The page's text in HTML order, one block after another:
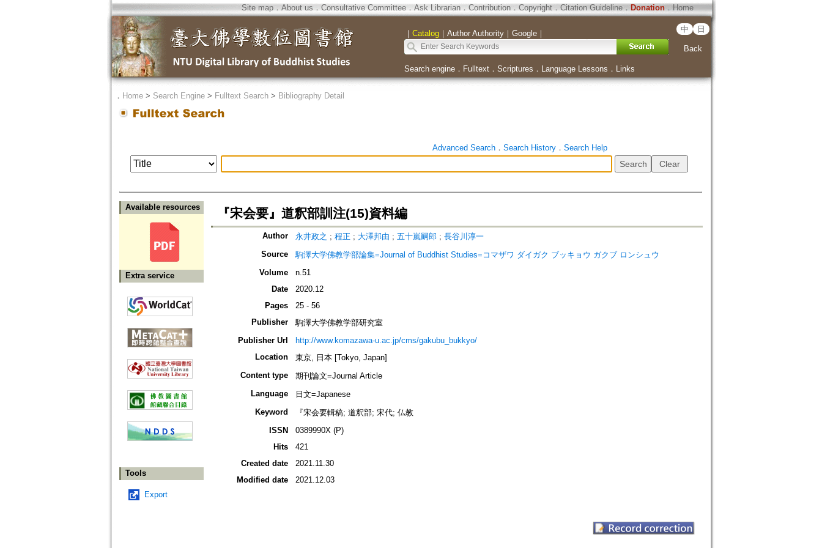
Site map．About us ． Consultative Committee． Ask Librarian． Contribution．Copyright．Citation Guideline． Donation．Home
｜ Catalog｜ Author Authority｜ Google｜ 中 日
Back
Search engine． Fulltext． Scriptures ． Language Lessons ． Links
． Home> Search Engine> Fulltext Search> Bibliography Detail
Advanced Search． Search History． Search Help
Available resources
Extra service
Tools
Export
『宋会要』道釈部訓注(15)資料編
Author 永井政之 ; 程正 ; 大澤邦由 ; 五十嵐嗣郎 ; 長谷川淳一
Source
駒澤大学佛教学部論集=Journal of Buddhist Studies=コマザワ ダイガク ブッキョウ ガクブ ロンシュウ
Volume
n.51
Date
2020.12
Pages
25 - 56
Publisher
駒澤大学佛教学部研究室
Publisher Url
http://www.komazawa-u.ac.jp/cms/gakubu_bukkyo/
Location
東京, 日本 [Tokyo, Japan]
Content type
期刊論文=Journal Article
Language
日文=Japanese
Keyword
『宋会要輯稿; 道釈部; 宋代; 仏教
ISSN
0389990X (P)
Hits
421
Created date
2021.11.30
Modified date
2021.12.03